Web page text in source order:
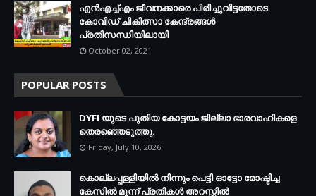
എന്‍എച്ച്എം ജീവനക്കാരെ പിരിച്ചുവിട്ടതോടെ
കോവിഡ് ചികിത്സാ കേന്ദ്രങ്ങള്‍
പ്രതിസന്ധിയിലായി
October 02, 2021
POPULAR POSTS
DYFI യുടെ പുതിയ കോട്ടയം ജില്ലാ ഭാരവാഹികളെ
തെരഞ്ഞെടുത്തു.
Friday, July 10, 2026
കൊല്ലപ്പള്ളിയില്‍ നിന്നും പെട്ടി ഓട്ടോ മോഷ്ടിച്ച
കേസില്‍ മൂന്ന് പ്രതികള്‍ അറസ്റ്റില്‍